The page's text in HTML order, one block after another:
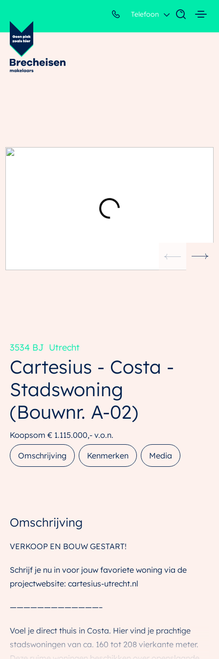
Telefoon
Cartesius - Costa -
Stadswoning
(Bouwnr. A-02)
3534 BJ Utrecht
Koopsom € 1.115.000,- v.o.n.
Omschrijving Kenmerken Media
Omschrijving
VERKOOP EN BOUW GESTART!
Schrijf je nu in voor jouw favoriete woning via de
projectwebsite: cartesius-utrecht.nl
—————————————–
Voel je direct thuis in Costa. Hier vind je prachtige
stadswoningen van ca. 160 tot 208 vierkante meter.